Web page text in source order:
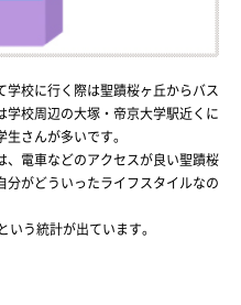
校に行く際は聖蹟桜ヶ丘からバス
校周辺の大塚・帝京大学駅近くに
さんが多いです。
、電車などのアクセスが良い聖蹟桜
がどういったライフスタイルなの
う統計が出ています。